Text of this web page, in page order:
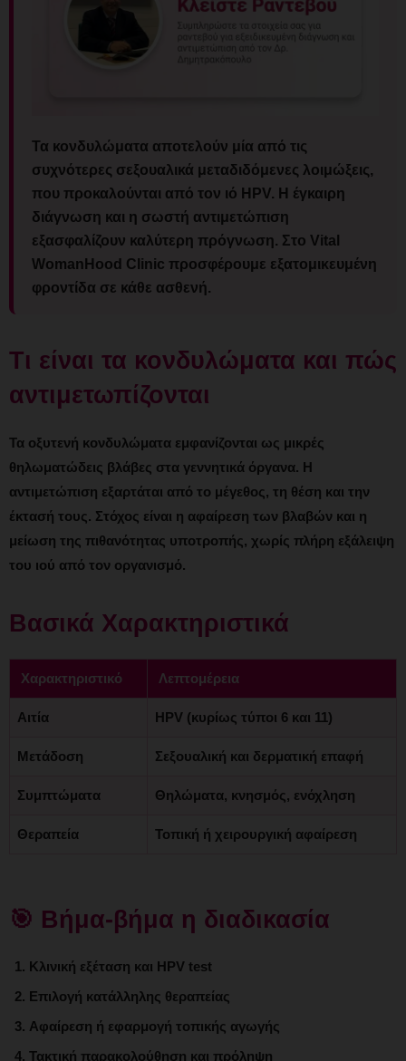
Τα κονδυλώματα αποτελούν μία από τις
συχνότερες σεξουαλικά μεταδιδόμενες λοιμώξεις,
που προκαλούνται από τον ιό HPV. Η έγκαιρη
διάγνωση και η σωστή αντιμετώπιση
εξασφαλίζουν καλύτερη πρόγνωση. Στο Vital
WomanHood Clinic προσφέρουμε εξατομικευμένη
φροντίδα σε κάθε ασθενή.
Τι είναι τα κονδυλώματα και πώς
αντιμετωπίζονται
Τα οξυτενή κονδυλώματα εμφανίζονται ως μικρές
θηλωματώδεις βλάβες στα γεννητικά όργανα. Η
αντιμετώπιση εξαρτάται από το μέγεθος, τη θέση και την
έκτασή τους. Στόχος είναι η αφαίρεση των βλαβών και η
μείωση της πιθανότητας υποτροπής, χωρίς πλήρη εξάλειψη
του ιού από τον οργανισμό.
Βασικά Χαρακτηριστικά
Χαρακτηριστικό Λεπτομέρεια
Αιτία HPV (κυρίως τύποι 6 και 11)
Μετάδοση Σεξουαλική και δερματική επαφή
Συμπτώματα Θηλώματα, κνησμός, ενόχληση
Θεραπεία Τοπική ή χειρουργική αφαίρεση
🎯 Βήμα-βήμα η διαδικασία
Κλινική εξέταση και HPV test
Επιλογή κατάλληλης θεραπείας
Αφαίρεση ή εφαρμογή τοπικής αγωγής
Τακτική παρακολούθηση και πρόληψη